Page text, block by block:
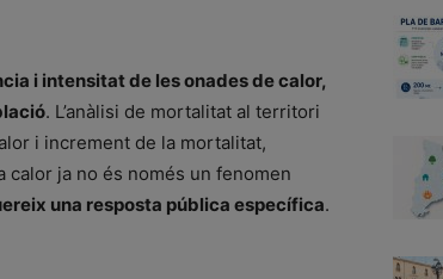
i intensitat de les onades de calor,
. L’anàlisi de mortalitat al territori
i increment de la mortalitat,
calor ja no és només un fenomen
una resposta pública específica.